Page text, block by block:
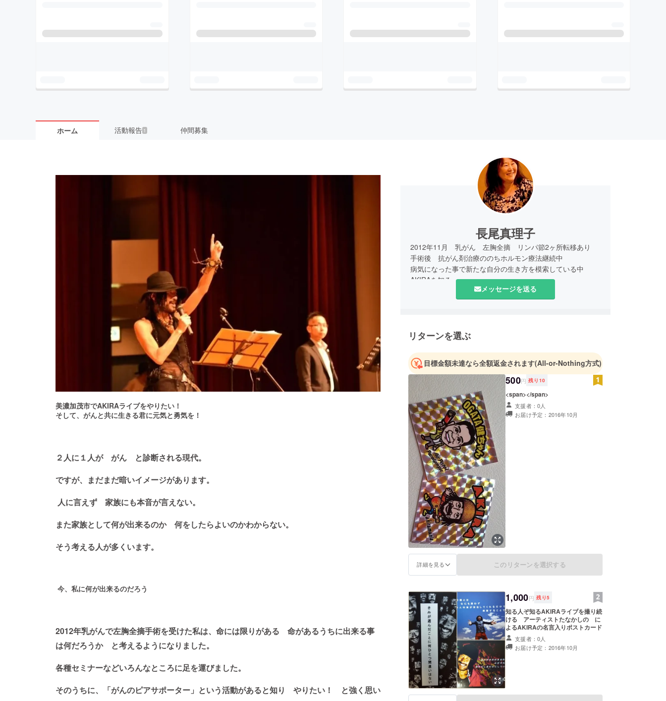
ホーム 活動報告 1 仲間募集
美濃加茂市でAKIRAライブをやりたい！
そして、がんと共に生きる君に元気と勇気を！
２人に１人が がん と診断される現代。
ですが、まだまだ暗いイメージがあります。
人に言えず 家族にも本音が言えない。
また家族として何が出来るのか 何をしたらよいのかわからない。
そう考える人が多くいます。
今、私に何が出来るのだろう
2012年乳がんで左胸全摘手術を受けた私は、命には限りがある 命があるうちに出来る事
は何だろうか と考えるようになりました。
各種セミナーなどいろんなところに足を運びました。
そのうちに、「がんのピアサポーター」という活動があると知り やりたい！ と強く思い
長尾真理子
2012年11月 乳がん 左胸全摘 リンパ節2ヶ所転移あり
手術後 抗がん剤治療ののちホルモン療法継続中
病気になった事で新たな自分の生き方を模索している中
AKIRAを知る
2015年がんのピアサポーターの講習を受け 各地病院で活動
メッセージを送る
リターンを選ぶ
目標金額未達なら全額返金されます(All-or-Nothing方式)
500円 残り 10
<span></span>
支援者：0人
お届け予定：2016年10月
詳細を見る このリターンを選択する
1,000円 残り5
知る人ぞ知るAKIRAライブを撮り続
ける アーティストたなかしの に
よるAKIRAの名言入りポストカード
支援者：0人
お届け予定：2016年10月